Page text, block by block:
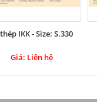
IKK - Size: S.330
Giá: Liên hệ